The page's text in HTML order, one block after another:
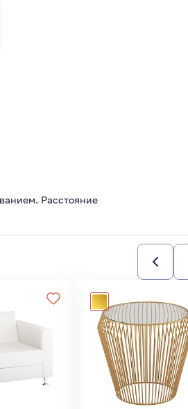
Расстояние